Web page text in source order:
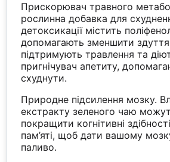
Прискорювач травного
рослинна добавка для
детоксикації містить
допомагають зменшити
підтримують травлення та
пригнічувач апетиту,
схуднути.
Природне підсилення мозку.
екстракту зеленого чаю
покращити когнітивні
пам’яті, щоб дати вашому
паливо.